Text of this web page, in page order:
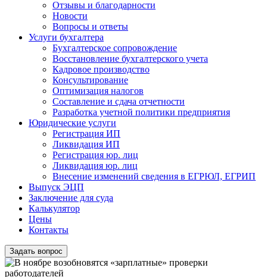
Отзывы и благодарности
Новости
Вопросы и ответы
Услуги бухгалтера
Бухгалтерское сопровождение
Восстановление бухгалтерского учета
Кадровое производство
Консультирование
Оптимизация налогов
Составление и сдача отчетности
Разработка учетной политики предприятия
Юридические услуги
Регистрация ИП
Ликвидация ИП
Регистрация юр. лиц
Ликвидация юр. лиц
Внесение изменений сведения в ЕГРЮЛ, ЕГРИП
Выпуск ЭЦП
Заключение для суда
Калькулятор
Цены
Контакты
Задать вопрос